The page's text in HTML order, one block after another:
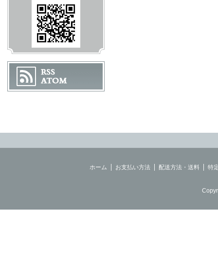
ホーム お支払い方法 配送方法・送料 特